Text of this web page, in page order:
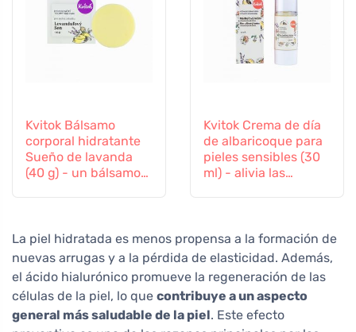
Kvitok Bálsamo
corporal hidratante
Sueño de lavanda
(40 g) - un bálsamo
Kvitok Crema de día
de albaricoque para
pieles sensibles (30
ml) - alivia las
La piel hidratada es menos propensa a la formación de
nuevas arrugas y a la pérdida de elasticidad. Además,
el ácido hialurónico promueve la regeneración de las
células de la piel, lo que contribuye a un aspecto
general más saludable de la piel. Este efecto